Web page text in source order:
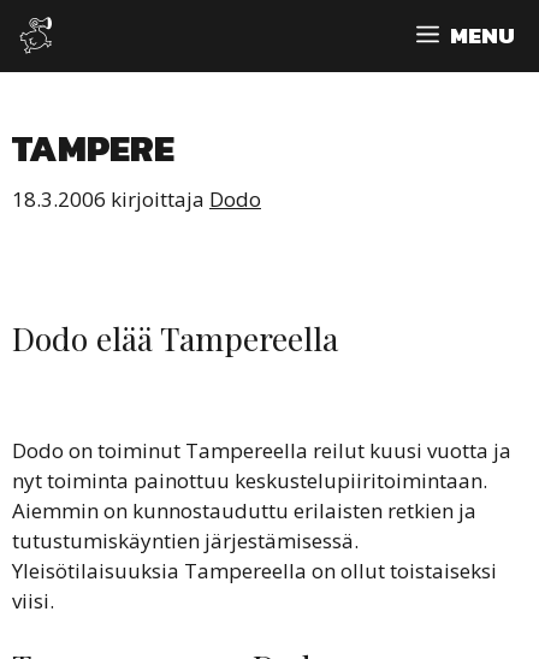
Siirry
sisältöön
MENU
TAMPERE
18.3.2006 kirjoittaja Dodo
Dodo elää Tampereella
Dodo on toiminut Tampereella reilut kuusi vuotta ja
nyt toiminta painottuu keskustelupiiritoimintaan.
Aiemmin on kunnostauduttu erilaisten retkien ja
tutustumiskäyntien järjestämisessä.
Yleisötilaisuuksia Tampereella on ollut toistaiseksi
viisi.